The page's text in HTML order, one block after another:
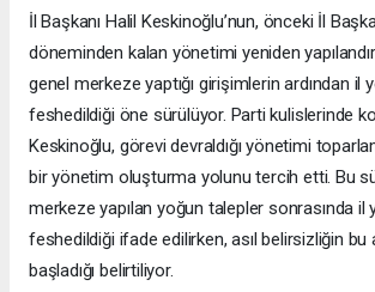
İl Başkanı Halil Keskinoğlu’nun, önceki İl
döneminden kalan yönetimi yeniden
genel merkeze yaptığı girişimlerin ardından il
feshedildiği öne sürülüyor. Parti kulislerinde
Keskinoğlu, görevi devraldığı yönetimi
bir yönetim oluşturma yolunu tercih etti. Bu
merkeze yapılan yoğun talepler sonrasında il
feshedildiği ifade edilirken, asıl belirsizliğin
başladığı belirtiliyor.